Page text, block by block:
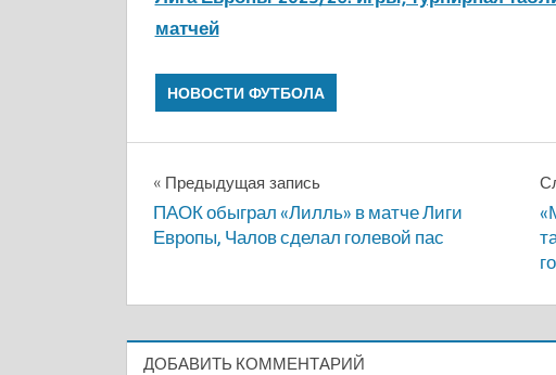
матчей
НОВОСТИ ФУТБОЛА
Навигация
по
Предыдущая запись
ПАОК обыграл «Лилль» в матче Лиги
Европы, Чалов сделал голевой пас
ДОБАВИТЬ КОММЕНТАРИЙ